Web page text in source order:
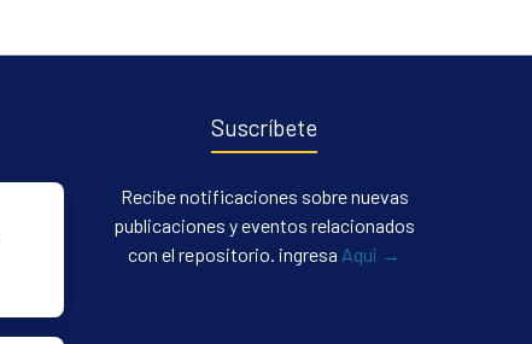
Suscríbete
Recibe notificaciones sobre nuevas
publicaciones y eventos relacionados
con el repositorio. ingresa Aqui →